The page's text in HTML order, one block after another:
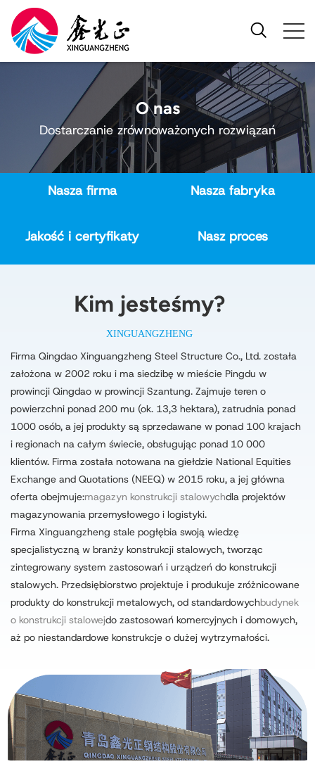
O nas
Dostarczanie zrównoważonych rozwiązań
Nasza firma Nasza fabryka
Jakość i certyfikaty Nasz proces
Kim jesteśmy?
XINGUANGZHENG
Firma Qingdao Xinguangzheng Steel Structure Co., Ltd. została
założona w 2002 roku i ma siedzibę w mieście Pingdu w
prowincji Qingdao w prowincji Szantung. Zajmuje teren o
powierzchni ponad 200 mu (ok. 13,3 hektara), zatrudnia ponad
1000 osób, a jej produkty są sprzedawane w ponad 100 krajach
i regionach na całym świecie, obsługując ponad 10 000
klientów. Firma została notowana na giełdzie National Equities
Exchange and Quotations (NEEQ) w 2015 roku, a jej główna
oferta obejmuje:magazyn konstrukcji stalowychdla projektów
magazynowania przemysłowego i logistyki.
Firma Xinguangzheng stale pogłębia swoją wiedzę
specjalistyczną w branży konstrukcji stalowych, tworząc
zintegrowany system zastosowań i urządzeń do konstrukcji
stalowych. Przedsiębiorstwo projektuje i produkuje zróżnicowane
produkty do konstrukcji metalowych, od standardowychbudynek
o konstrukcji stalowejdo zastosowań komercyjnych i domowych,
aż po niestandardowe konstrukcje o dużej wytrzymałości.